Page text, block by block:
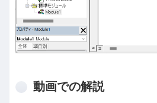
動画での解説